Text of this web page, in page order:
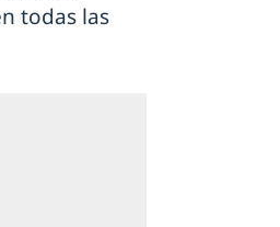
todas las